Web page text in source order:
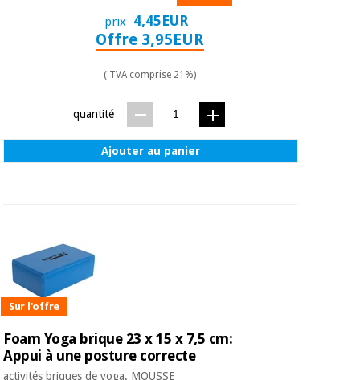
prix 4,45EUR
Offre 3,95EUR
( TVA comprise 21%)
quantité
Ajouter au panier
Sur l'offre
Foam Yoga brique 23 x 15 x 7,5 cm:
Appui à une posture correcte
activités briques de yoga. MOUSSE